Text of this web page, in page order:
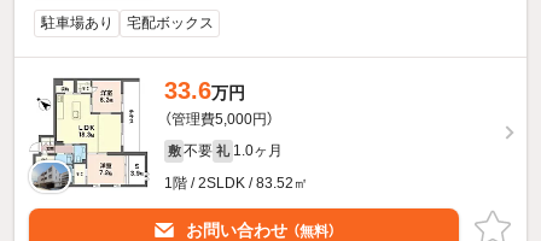
駐車場あり 宅配ボックス
33.6万円
（管理費5,000円）
敷 不要 礼 1.0ヶ月
1階 / 2SLDK / 83.52㎡
お問い合わせ （無料）